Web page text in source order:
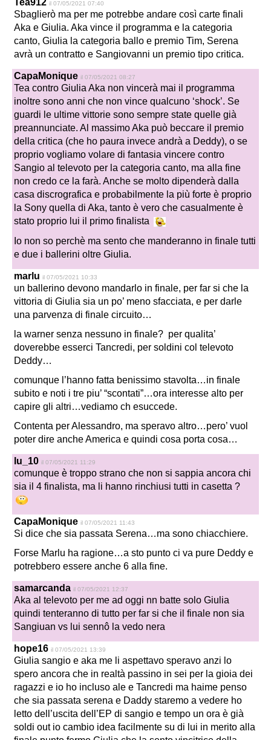
Tea912 il 07/05/2021 07:40
Sbaglierò ma per me potrebbe andare così carte finali
Aka e Giulia. Aka vince il programma e la categoria
canto, Giulia la categoria ballo e premio Tim, Serena
avrà un contratto e Sangiovanni un premio tipo critica.
CapaMonique il 07/05/2021 08:27
Tea contro Giulia Aka non vincerà mai il programma
inoltre sono anni che non vince qualcuno ‘shock’. Se
guardi le ultime vittorie sono sempre state quelle già
preannunciate. Al massimo Aka può beccare il premio
della critica (che ho paura invece andrà a Deddy), o se
proprio vogliamo volare di fantasia vincere contro
Sangio al televoto per la categoria canto, ma alla fine
non credo ce la farà. Anche se molto dipenderà dalla
casa discrografica e probabilmente la più forte è proprio
la Sony quella di Aka, tanto è vero che casualmente è
stato proprio lui il primo finalista
Io non so perchè ma sento che manderanno in finale tutti
e due i ballerini oltre Giulia.
marlu il 07/05/2021 10:33
un ballerino devono mandarlo in finale, per far si che la
vittoria di Giulia sia un po’ meno sfacciata, e per darle
una parvenza di finale circuito…
la warner senza nessuno in finale? per qualita’
doverebbe esserci Tancredi, per soldini col televoto
Deddy…
comunque l’hanno fatta benissimo stavolta…in finale
subito e noti i tre piu’ “scontati”…ora interesse alto per
capire gli altri…vediamo ch esuccede.
Contenta per Alessandro, ma speravo altro…pero’ vuol
poter dire anche America e quindi cosa porta cosa…
lu_10 il 07/05/2021 11:29
comunque è troppo strano che non si sappia ancora chi
sia il 4 finalista, ma li hanno rinchiusi tutti in casetta ?
CapaMonique il 07/05/2021 11:43
Si dice che sia passata Serena…ma sono chiacchiere.
Forse Marlu ha ragione…a sto punto ci va pure Deddy e
potrebbero essere anche 6 alla fine.
samarcanda il 07/05/2021 12:37
Aka al televoto per me ad oggi nn batte solo Giulia
quindi tenteranno di tutto per far si che il finale non sia
Sangiuan vs lui sennô la vedo nera
hope16 il 07/05/2021 13:39
Giulia sangio e aka me li aspettavo speravo anzi lo
spero ancora che in realtà passino in sei per la gioia dei
ragazzi e io ho incluso ale e Tancredi ma haime penso
che sia passata serena e Daddy staremo a vedere ho
letto dell’uscita dell’EP di sangio e tempo un ora è già
soldi out io cambio idea facilmente su di lui in merito alla